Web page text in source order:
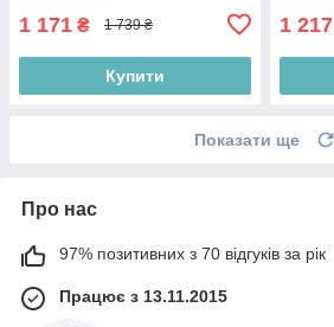
1 171 ₴ 1 739 ₴
Купити
1 217
Показати ще
Про нас
97% позитивних з 70 відгуків за рік
Працює з 13.11.2015